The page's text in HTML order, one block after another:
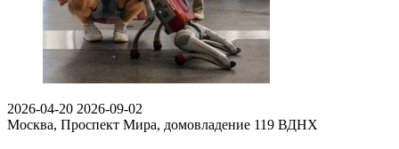
2026-04-20 2026-09-02
Москва, Проспект Мира, домовладение 119 ВДНХ